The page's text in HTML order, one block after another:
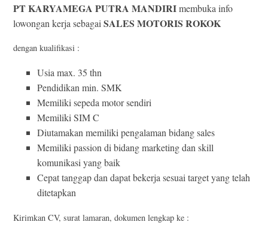
PT KARYAMEGA PUTRA MANDIRImembuka info
lowongan kerja sebagaiSALES MOTORIS ROKOK
dengan kualifikasi :
Usia max. 35 thn
Pendidikan min. SMK
Memiliki sepeda motor sendiri
Memiliki SIM C
Diutamakan memiliki pengalaman bidang sales
Memiliki passion di bidang marketing dan skill
komunikasi yang baik
Cepat tanggap dan dapat bekerja sesuai target yang telah
ditetapkan
Kirimkan CV, surat lamaran, dokumen lengkap ke :